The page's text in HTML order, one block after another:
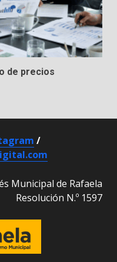
de precios
/
Municipal de Rafaela
Resolución N.º 1597